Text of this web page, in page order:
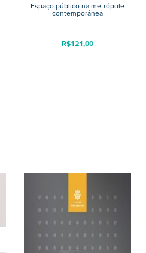
Espaço público na metrópole
contemporânea
R$121,00